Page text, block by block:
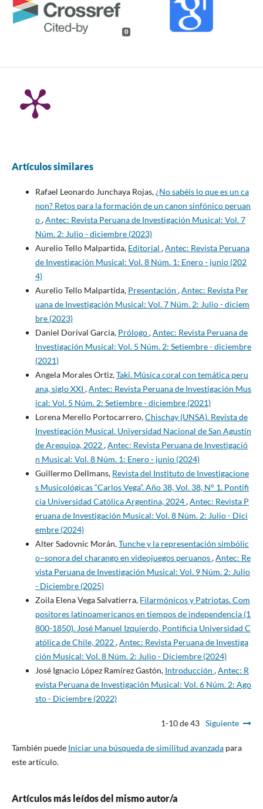
0
Artículos similares
Rafael Leonardo Junchaya Rojas,¿No sabéis lo que es un ca
non? Retos para la formación de un canon sinfónico peruan
o,Antec: Revista Peruana de Investigación Musical: Vol. 7
Núm. 2: Julio - diciembre (2023)
Aurelio Tello Malpartida, Editorial ,Antec: Revista Peruana
de Investigación Musical: Vol. 8 Núm. 1: Enero - junio (202
4)
Aurelio Tello Malpartida, Presentación ,Antec: Revista Per
uana de Investigación Musical: Vol. 7 Núm. 2: Julio - diciem
bre (2023)
Daniel Dorival García, Prólogo,Antec: Revista Peruana de
Investigación Musical: Vol. 5 Núm. 2: Setiembre - diciembre
(2021)
Angela Morales Ortiz,Taki. Música coral con temática peru
ana, siglo XXI ,Antec: Revista Peruana de Investigación Mus
ical: Vol. 5 Núm. 2: Setiembre - diciembre (2021)
Lorena Merello Portocarrero,Chischay (UNSA). Revista de
Investigación Musical. Universidad Nacional de San Agustín
de Arequipa, 2022,Antec: Revista Peruana de Investigació
n Musical: Vol. 8 Núm. 1: Enero - junio (2024)
Guillermo Dellmans, Revista del Instituto de Investigacione
s Musicológicas “Carlos Vega”. Año 38, Vol. 38, N° 1. Pontifi
cia Universidad Católica Argentina, 2024,Antec: Revista P
eruana de Investigación Musical: Vol. 8 Núm. 2: Julio - Dici
embre (2024)
Alter Sadovnic Morán,Tunche y la representación simbólic
o–sonora del charango en videojuegos peruanos,Antec: Re
vista Peruana de Investigación Musical: Vol. 9 Núm. 2: Julio
- Diciembre (2025)
Zoila Elena Vega Salvatierra, Filarmónicos y Patriotas. Com
positores latinoamericanos en tiempos de independencia (1
800-1850). José Manuel Izquierdo, Pontificia Universidad C
atólica de Chile, 2022,Antec: Revista Peruana de Investiga
ción Musical: Vol. 8 Núm. 2: Julio - Diciembre (2024)
José Ignacio López Ramírez Gastón, Introducción ,Antec: R
evista Peruana de Investigación Musical: Vol. 6 Núm. 2: Ago
sto - Diciembre (2022)
1-10 de 43 Siguiente
También puede Iniciar una búsqueda de similitud avanzadapara
este artículo.
Artículos más leídos del mismo autor/a